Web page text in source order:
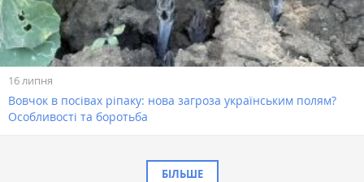
16 липня
Вовчок в посівах ріпаку: нова загроза українським полям?
Особливості та боротьба
БІЛЬШЕ